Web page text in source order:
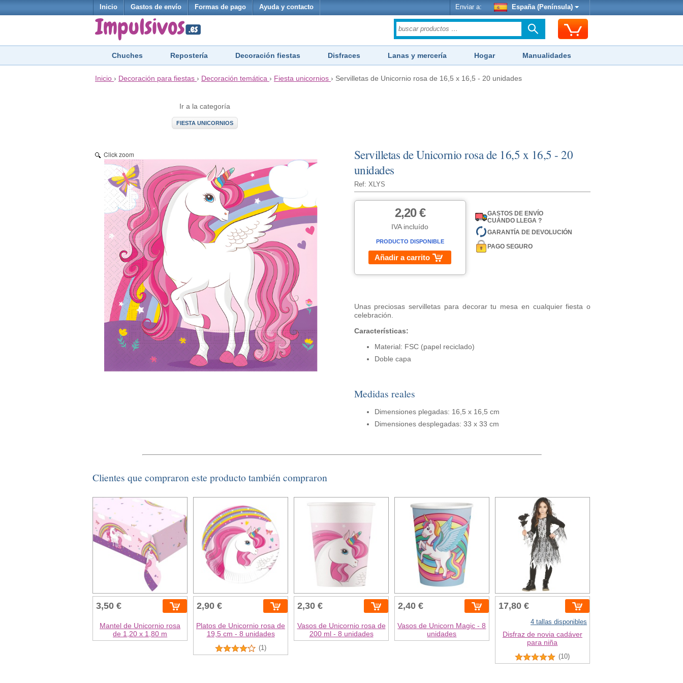
Inicio Gastos de envío Formas de pago Ayuda y contacto Enviar a: España (Península)
Chuches Repostería Decoración fiestas Disfraces Lanas y mercería Hogar Manualidades
Inicio › Decoración para fiestas › Decoración temática › Fiesta unicornios › Servilletas de Unicornio rosa de 16,5 x 16,5 - 20 unidades
Ir a la categoría
FIESTA UNICORNIOS
Servilletas de Unicornio rosa de 16,5 x 16,5 - 20
unidades
Ref: XLYS
Click zoom
2,20 €
IVA incluído
PRODUCTO DISPONIBLE
Añadir a carrito
GASTOS DE ENVÍO
CUÁNDO LLEGA ?
GARANTÍA DE DEVOLUCIÓN
PAGO SEGURO
Unas preciosas servilletas para decorar tu mesa en cualquier fiesta o
celebración.
Características:
Material: FSC (papel reciclado)
Doble capa
Medidas reales
Dimensiones plegadas: 16,5 x 16,5 cm
Dimensiones desplegadas: 33 x 33 cm
Clientes que compraron este producto también compraron
3,50 €
Mantel de Unicornio rosa
de 1,20 x 1,80 m
2,90 €
Platos de Unicornio rosa de
19,5 cm - 8 unidades
(1)
2,30 €
Vasos de Unicornio rosa de
200 ml - 8 unidades
2,40 €
Vasos de Unicorn Magic - 8
unidades
17,80 €
4 tallas disponibles
Disfraz de novia cadáver
para niña
(10)